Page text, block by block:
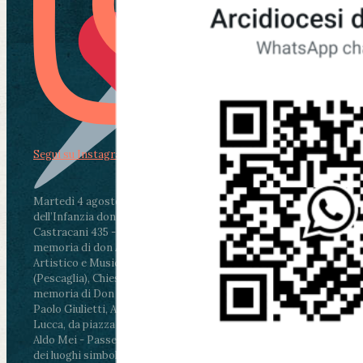
Martedì 4 agosto2026
ore 11:30 - Lucca, Scuola
dell’Infanzia don Aldo Mei - Viale Castruccio
Castracani 435 - Inaugurazione murales in
memoria di don Aldo Mei curato dal Liceo
Artistico e Musicale “Passaglia”
ore 18 - Fiano
(Pescaglia), Chiesa parrocchiale - Messa in
memoria di Don Aldo Mei celebrata da mons.
Paolo Giulietti, Arcivescovo di Lucca
ore 20.30 -
Lucca, da piazza San Michele al Cippo di don
Aldo Mei - Passeggiata della Memoria in alcuni
dei luoghi simbolo della città. Ritrovo alle ore
Segui su Instagram